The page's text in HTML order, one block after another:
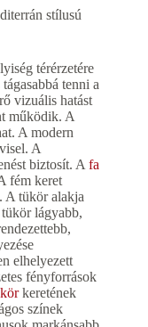
stílusú
térérzetére
tenni a
vizuális hatást
működik. A
A modern
A
biztosít. Afa
fém keret
A tükör alakja
lágyabb,
elhelyezett
fényforrások
keretének
színek